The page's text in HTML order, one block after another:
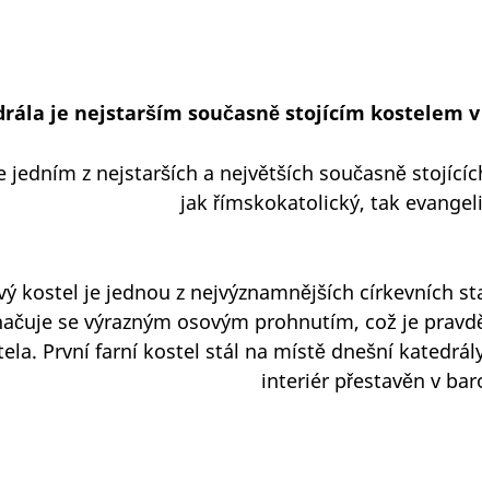
je nejstarším současně stojícím kostelem
jedním z nejstarších a největších současně
jak římskokatolický, tak
kostel je jednou z nejvýznamnějších církevních
se výrazným osovým prohnutím, což je
První farní kostel stál na místě dnešní
interiér přestavěn v